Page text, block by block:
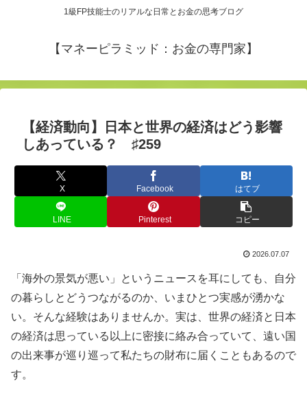
1級FP技能士のリアルな日常とお金の思考ブログ
【マネーピラミッド：お金の専門家】
【経済動向】日本と世界の経済はどう影響
しあっている？ ♯259
X Facebook はてブ
LINE Pinterest コピー
2026.07.07
「海外の景気が悪い」というニュースを耳にしても、自分
の暮らしとどうつながるのか、いまひとつ実感が湧かな
い。そんな経験はありませんか。実は、世界の経済と日本
の経済は思っている以上に密接に絡み合っていて、遠い国
の出来事が巡り巡って私たちの財布に届くこともあるので
す。